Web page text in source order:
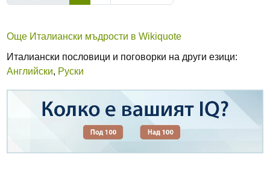
Още Италиански мъдрости в Wikiquote
Италиански пословици и поговорки на други езици:
Английски, Руски